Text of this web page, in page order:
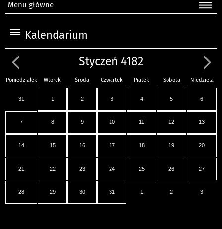
Menu główne
Kalendarium
Styczeń 4182
Poniedziałek Wtorek Środa Czwartek Piątek Sobota Niedziela
31 1 2 3 4 5 6
7 8 9 10 11 12 13
14 15 16 17 18 19 20
21 22 23 24 25 26 27
28 29 30 31 1 2 3